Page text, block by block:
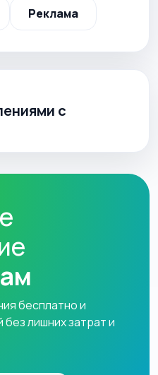
Реклама
с
бесплатно и
лишних затрат и